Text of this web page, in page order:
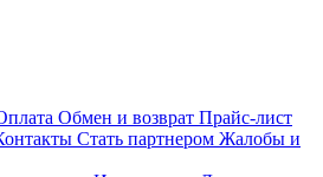
Обмен и возврат Прайс-лист
Стать партнером Жалобы и